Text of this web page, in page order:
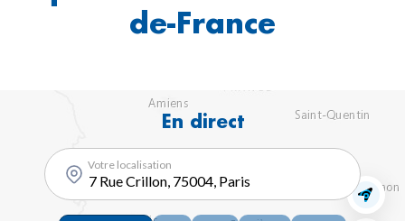
de-France
En direct
Votre localisation